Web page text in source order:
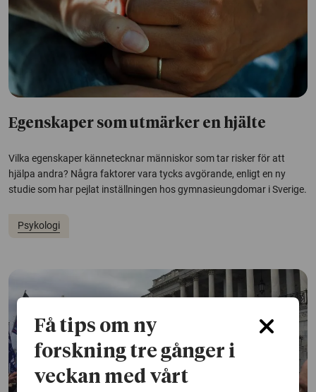
Egenskaper som utmärker en hjälte
Vilka egenskaper kännetecknar människor som tar risker för att
hjälpa andra? Några faktorer vara tycks avgörande, enligt en ny
studie som har pejlat inställningen hos gymnasieungdomar i Sverige.
Psykologi
Få tips om ny
forskning tre gånger i
veckan med vårt